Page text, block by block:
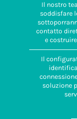
Il nostro
soddisfare
contatto
e
Il
soluzione